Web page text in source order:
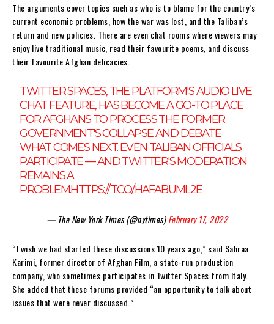
The arguments cover topics such as who is to blame for the country’s
current economic problems, how the war was lost, and the Taliban’s
return and new policies. There are even chat rooms where viewers may
enjoy live traditional music, read their favourite poems, and discuss
their favourite Afghan delicacies.
TWITTER SPACES, THE PLATFORM'S AUDIO LIVE
CHAT FEATURE, HAS BECOME A GO-TO PLACE
FOR AFGHANS TO PROCESS THE FORMER
GOVERNMENT'S COLLAPSE AND DEBATE
WHAT COMES NEXT. EVEN TALIBAN OFFICIALS
PARTICIPATE — AND TWITTER'S MODERATION
REMAINS A
PROBLEM.HTTPS://T.CO/HAFABUML2E
— The New York Times (@nytimes)February 17, 2022
“I wish we had started these discussions 10 years ago,” said Sahraa
Karimi, former director of Afghan Film, a state-run production
company, who sometimes participates in Twitter Spaces from Italy.
She added that these forums provided “an opportunity to talk about
issues that were never discussed.”